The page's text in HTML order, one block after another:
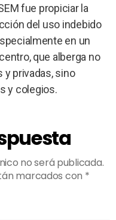
fue propiciar la
del uso indebido
en un
que alberga no
privadas, sino
y colegios.
no será publicada.
marcados con *